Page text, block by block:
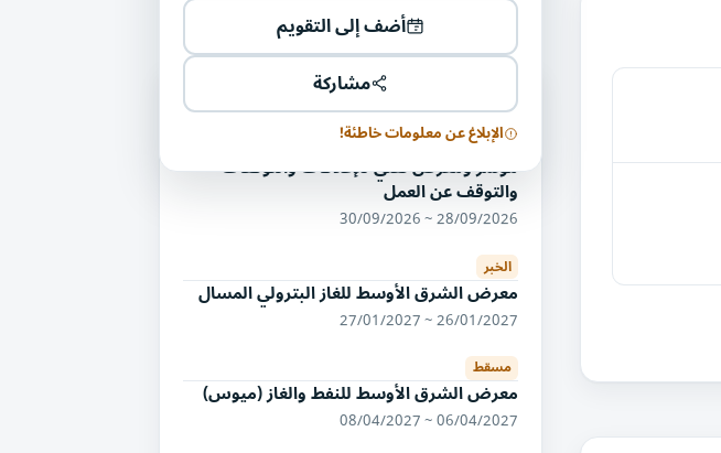
أضف إلى التقويم
مشاركة
الإبلاغ عن معلومات خاطئة!
فعاليات أخرى في مجال التصنيع وخدمات
الطاقة
مؤتمر ومعرض تقني للإغلاقات والتوقفات
والتوقف عن العمل
28/09/2026 ~ 30/09/2026
الخبر
معرض الشرق الأوسط للغاز البترولي المسال
26/01/2027 ~ 27/01/2027
مسقط
معرض الشرق الأوسط للنفط والغاز (ميوس)
06/04/2027 ~ 08/04/2027